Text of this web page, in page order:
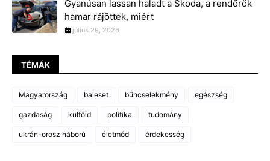
Gyanúsan lassan haladt a Skoda, a rendőrök
hamar rájöttek, miért
július 29, 2026
TÉMÁK
Magyarország baleset bűncselekmény egészség
gazdaság külföld politika tudomány
ukrán-orosz háború életmód érdekesség